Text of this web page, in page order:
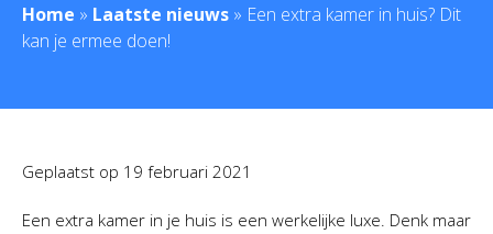
Home » Laatste nieuws » Een extra kamer in huis? Dit
kan je ermee doen!
Geplaatst op 19 februari 2021
Een extra kamer in je huis is een werkelijke luxe. Denk maar